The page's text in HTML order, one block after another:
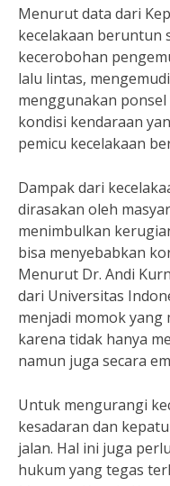
Menurut data dari
kecelakaan beruntun
kecerobohan
lalu lintas,
menggunakan
kondisi kendaraan
pemicu kecelakaan
Dampak dari
dirasakan oleh
menimbulkan
bisa menyebabkan
Menurut Dr. Andi
dari Universitas
menjadi momok
karena tidak hanya
namun juga secara
Untuk mengurangi
kesadaran dan
jalan. Hal ini juga
hukum yang tegas